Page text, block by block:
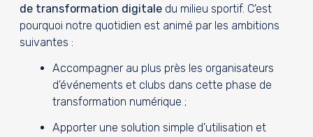
de transformation digitale du milieu sportif. C'est
pourquoi notre quotidien est animé par les ambitions
suivantes :
Accompagner au plus près les organisateurs
d'événements et clubs dans cette phase de
transformation numérique ;
Apporter une solution simple d'utilisation et